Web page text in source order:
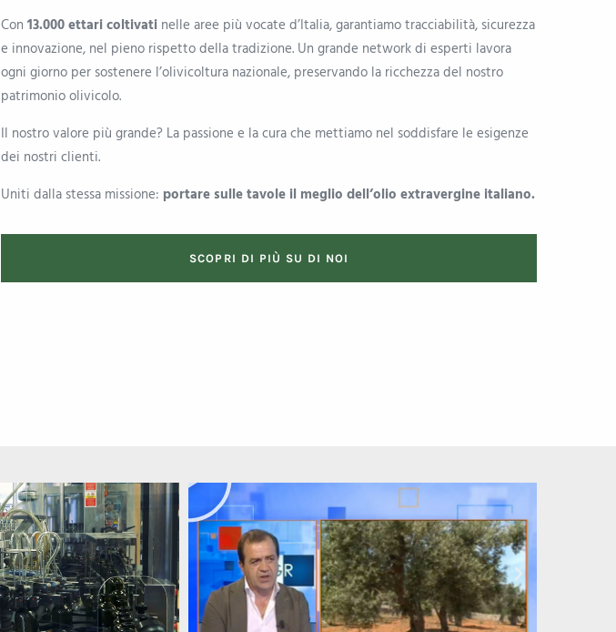
Con13.000 ettari coltivati nelle aree più vocate d’Italia, garantiamo tracciabilità, sicurezza
e innovazione, nel pieno rispetto della tradizione. Un grande network di esperti lavora
ogni giorno per sostenere l’olivicoltura nazionale, preservando la ricchezza del nostro
patrimonio olivicolo.
Il nostro valore più grande? La passione e la cura che mettiamo nel soddisfare le esigenze
dei nostri clienti.
Uniti dalla stessa missione: portare sulle tavole il meglio dell’olio extravergine italiano.
SCOPRI DI PIÙ SU DI NOI